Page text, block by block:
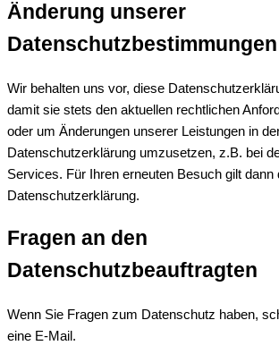
Änderung unserer
Datenschutzbestimmungen
Wir behalten uns vor, diese
damit sie stets den aktuellen rechtlichen
oder um Änderungen unserer Leistungen in
Datenschutzerklärung umzusetzen, z.B. bei
Services. Für Ihren erneuten Besuch gilt dann
Datenschutzerklärung.
Fragen an den
Datenschutzbeauftragten
Wenn Sie Fragen zum Datenschutz haben,
eine E-Mail.